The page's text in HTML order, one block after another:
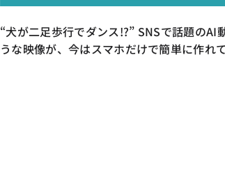
“犬が二足歩行でダンス!?” SNSで話題の
うな映像が、今はスマホだけで簡単に作れて